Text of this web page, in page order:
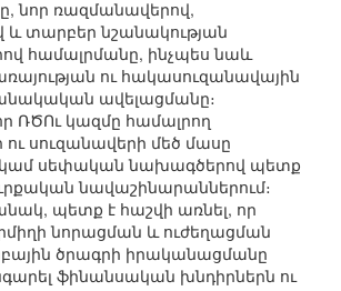
նոր ռազմանավերով,
և տարբեր նշանակության
համալրմանը, ինչպես նաև
ու հակասուզանավային
ավելացմանը։
ՌԾՈւ կազմը համալրող
սուզանավերի մեծ մասը
սեփական նախագծերով պետք
նավաշինարաններում։
պետք է հաշվի առնել, որ
նորացման և ուժեղացման
ծրագրի իրականացմանը
ֆինանսական խնդիրներն ու